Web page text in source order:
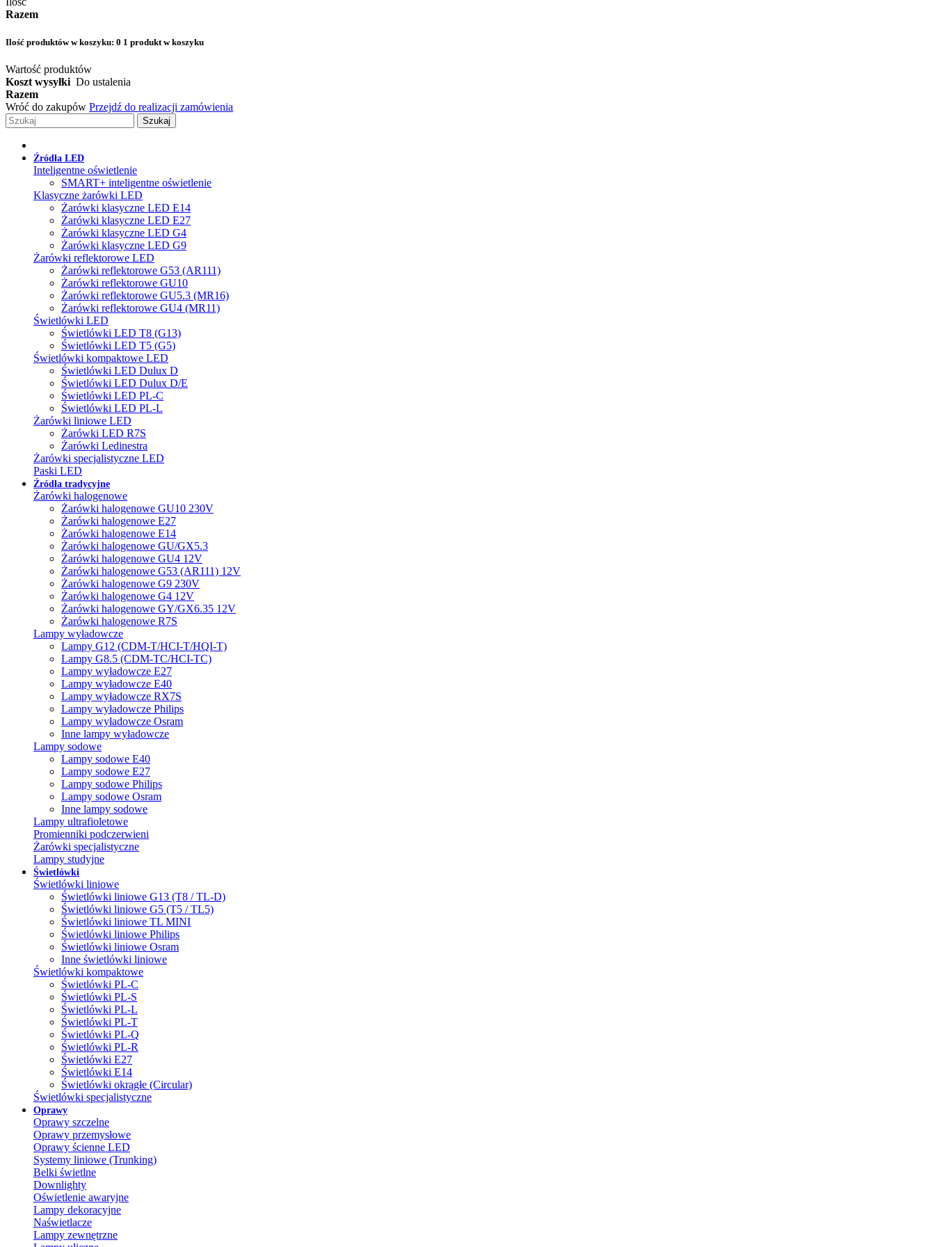
Razem
Ilość produktów w koszyku: 0 1 produkt w koszyku
Wartość produktów
Koszt wysyłki Do ustalenia
Razem
Wróć do zakupów Przejdź do realizacji zamówienia
Szukaj
Źródła LED
Inteligentne oświetlenie
SMART+ inteligentne oświetlenie
Klasyczne żarówki LED
Żarówki klasyczne LED E14
Żarówki klasyczne LED E27
Żarówki klasyczne LED G4
Żarówki klasyczne LED G9
Żarówki reflektorowe LED
Żarówki reflektorowe G53 (AR111)
Żarówki reflektorowe GU10
Żarówki reflektorowe GU5.3 (MR16)
Żarówki reflektorowe GU4 (MR11)
Świetlówki LED
Świetlówki LED T8 (G13)
Świetlówki LED T5 (G5)
Świetlówki kompaktowe LED
Świetlówki LED Dulux D
Świetlówki LED Dulux D/E
Świetlówki LED PL-C
Świetlówki LED PL-L
Żarówki liniowe LED
Żarówki LED R7S
Żarówki Ledinestra
Żarówki specjalistyczne LED
Paski LED
Źródła tradycyjne
Żarówki halogenowe
Żarówki halogenowe GU10 230V
Żarówki halogenowe E27
Żarówki halogenowe E14
Żarówki halogenowe GU/GX5.3
Żarówki halogenowe GU4 12V
Żarówki halogenowe G53 (AR111) 12V
Żarówki halogenowe G9 230V
Żarówki halogenowe G4 12V
Żarówki halogenowe GY/GX6.35 12V
Żarówki halogenowe R7S
Lampy wyładowcze
Lampy G12 (CDM-T/HCI-T/HQI-T)
Lampy G8.5 (CDM-TC/HCI-TC)
Lampy wyładowcze E27
Lampy wyładowcze E40
Lampy wyładowcze RX7S
Lampy wyładowcze Philips
Lampy wyładowcze Osram
Inne lampy wyładowcze
Lampy sodowe
Lampy sodowe E40
Lampy sodowe E27
Lampy sodowe Philips
Lampy sodowe Osram
Inne lampy sodowe
Lampy ultrafioletowe
Promienniki podczerwieni
Żarówki specjalistyczne
Lampy studyjne
Świetlówki
Świetlówki liniowe
Świetlówki liniowe G13 (T8 / TL-D)
Świetlówki liniowe G5 (T5 / TL5)
Świetlówki liniowe TL MINI
Świetlówki liniowe Philips
Świetlówki liniowe Osram
Inne świetlówki liniowe
Świetlówki kompaktowe
Świetlówki PL-C
Świetlówki PL-S
Świetlówki PL-L
Świetlówki PL-T
Świetlówki PL-Q
Świetlówki PL-R
Świetlówki E27
Świetlówki E14
Świetlówki okrągłe (Circular)
Świetlówki specjalistyczne
Oprawy
Oprawy szczelne
Oprawy przemysłowe
Oprawy ścienne LED
Systemy liniowe (Trunking)
Belki świetlne
Downlighty
Oświetlenie awaryjne
Lampy dekoracyjne
Naświetlacze
Lampy zewnętrzne